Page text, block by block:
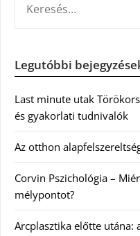
Legutóbbi
Last minute utak
és gyakorlati tudnivalók
Az otthon
Corvin Pszichológia –
mélypontot?
Arcplasztika előtte utána: